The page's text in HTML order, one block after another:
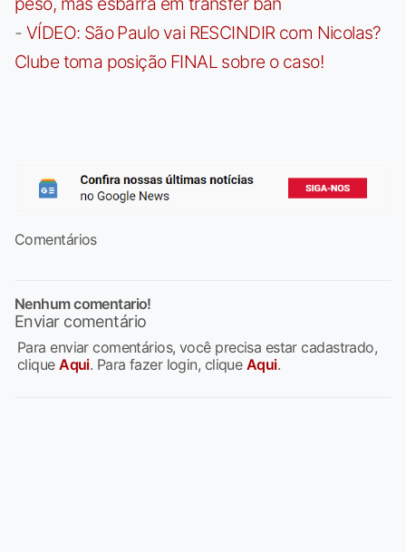
- VÍDEO: São Paulo vai RESCINDIR com Nicolas?
Clube toma posição FINAL sobre o caso!
Comentários
Nenhum comentario!
Enviar comentário
Para enviar comentários, você precisa estar cadastrado,
cliqueAqui. Para fazer login, clique Aqui.